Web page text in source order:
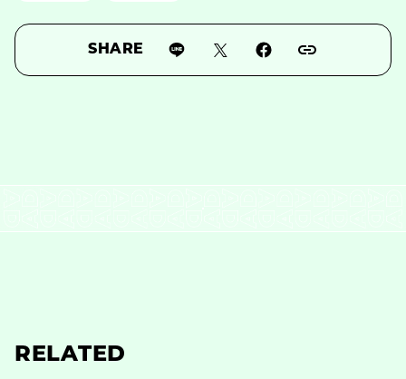
SHARE
RELATED